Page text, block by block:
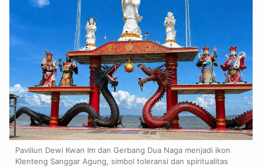
Paviliun Dewi Kwan Im dan Gerbang Dua Naga menjadi ikon
Klenteng Sanggar Agung, simbol toleransi dan spiritualitas